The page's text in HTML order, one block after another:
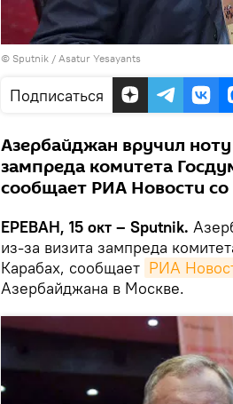
© Sputnik / Asatur Yesayants
Подписаться
Азербайджан вручил ноту
зампреда комитета
сообщает РИА Новости со
ЕРЕВАН, 15 окт – Sputnik.
из-за визита зампреда
Карабах, сообщает РИА
Азербайджана в Москве.